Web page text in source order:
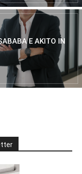
E AKITO IN